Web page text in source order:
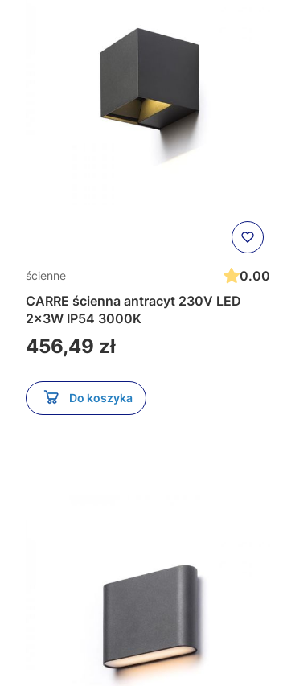
ścienne
0.00
CARRE ścienna antracyt 230V LED
2x3W IP54 3000K
Cena
456,49 zł
Do koszyka